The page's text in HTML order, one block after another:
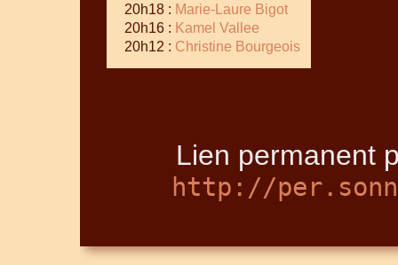
20h18 : Marie-Laure Bigot
20h16 : Kamel Vallee
20h12 : Christine Bourgeois
Lien permanent
http://